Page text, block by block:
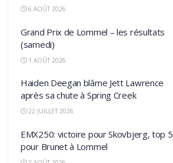
6 AOÛT 2026
Grand Prix de Lommel – les résultats
(samedi)
1 AOÛT 2026
Haiden Deegan blâme Jett Lawrence
après sa chute à Spring Creek
22 JUILLET 2026
EMX250: victoire pour Skovbjerg, top 5
pour Brunet à Lommel